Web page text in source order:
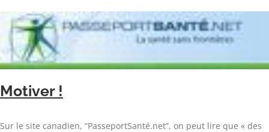
Motiver !
Sur le site canadien, “PasseportSanté.net”, on peut lire que « des